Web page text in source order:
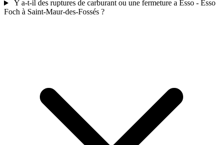
Y a-t-il des ruptures de carburant ou une fermeture a Esso - Esso
Foch à Saint-Maur-des-Fossés ?